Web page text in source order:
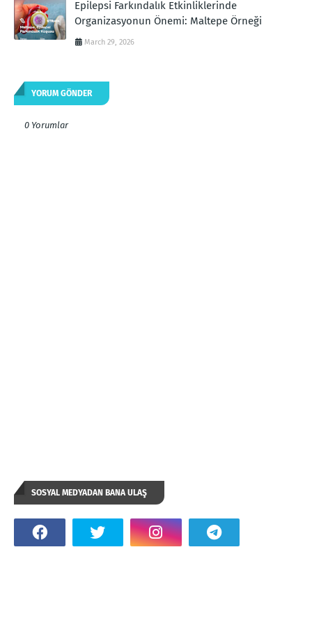
Epilepsi Farkındalık Etkinliklerinde
Organizasyonun Önemi: Maltepe Örneği
March 29, 2026
YORUM GÖNDER
0 Yorumlar
SOSYAL MEDYADAN BANA ULAŞ